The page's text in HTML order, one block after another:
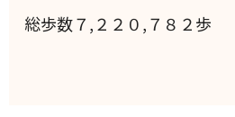
総歩数７,２２０,７８２歩